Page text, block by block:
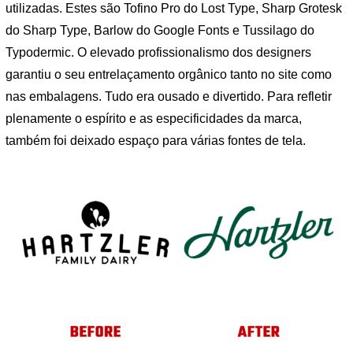
utilizadas. Estes são Tofino Pro do Lost Type, Sharp Grotesk
do Sharp Type, Barlow do Google Fonts e Tussilago do
Typodermic. O elevado profissionalismo dos designers
garantiu o seu entrelaçamento orgânico tanto no site como
nas embalagens. Tudo era ousado e divertido. Para refletir
plenamente o espírito e as especificidades da marca,
também foi deixado espaço para várias fontes de tela.